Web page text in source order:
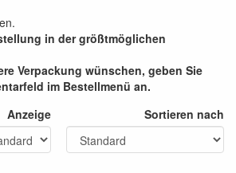
in der größtmöglichen
Verpackung wünschen, geben Sie
im Bestellmenü an.
Anzeige
Sortieren nach